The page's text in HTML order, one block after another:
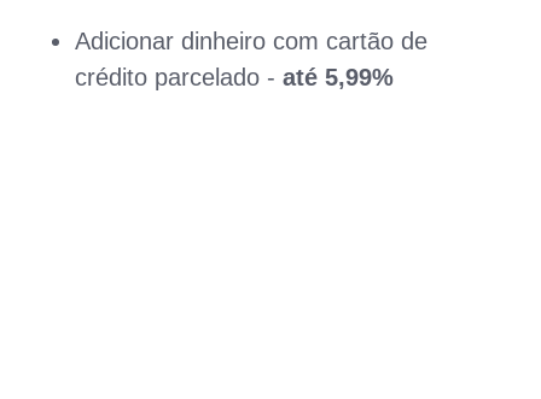
Adicionar dinheiro com cartão de
crédito parcelado - até 5,99%